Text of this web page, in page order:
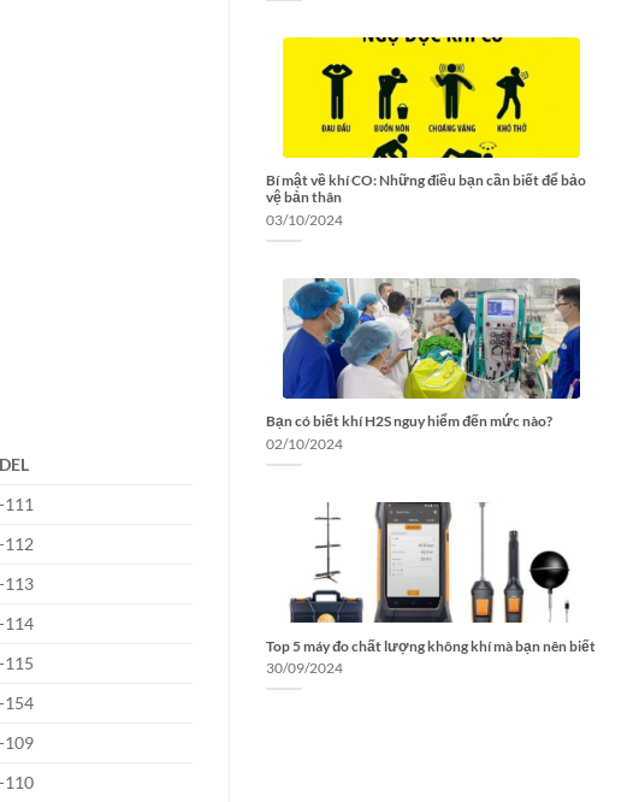
111
112
113
114
115
154
109
110
Bí mật về khí CO: Những điều bạn cần biết để bảo
vệ bản thân
03/10/2024
Bạn có biết khí H2S nguy hiểm đến mức nào?
02/10/2024
Top 5 máy đo chất lượng không khí mà bạn nên biết
30/09/2024